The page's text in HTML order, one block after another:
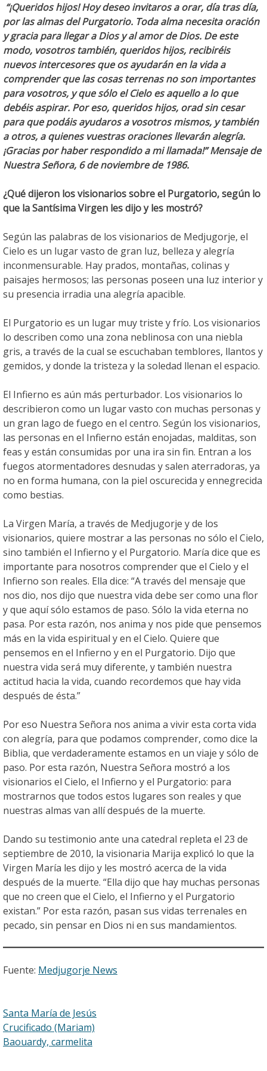
“¡Queridos hijos! Hoy deseo invitaros a orar, día tras día,
por las almas del Purgatorio. Toda alma necesita oración
y gracia para llegar a Dios y al amor de Dios. De este
modo, vosotros también, queridos hijos, recibiréis
nuevos intercesores que os ayudarán en la vida a
comprender que las cosas terrenas no son importantes
para vosotros, y que sólo el Cielo es aquello a lo que
debéis aspirar. Por eso, queridos hijos, orad sin cesar
para que podáis ayudaros a vosotros mismos, y también
a otros, a quienes vuestras oraciones llevarán alegría.
¡Gracias por haber respondido a mi llamada!” Mensaje de
Nuestra Señora, 6 de noviembre de 1986.
¿Qué dijeron los visionarios sobre el Purgatorio, según lo
que la Santísima Virgen les dijo y les mostró?
Según las palabras de los visionarios de Medjugorje, el
Cielo es un lugar vasto de gran luz, belleza y alegría
inconmensurable. Hay prados, montañas, colinas y
paisajes hermosos; las personas poseen una luz interior y
su presencia irradia una alegría apacible.
El Purgatorio es un lugar muy triste y frío. Los visionarios
lo describen como una zona neblinosa con una niebla
gris, a través de la cual se escuchaban temblores, llantos y
gemidos, y donde la tristeza y la soledad llenan el espacio.
El Infierno es aún más perturbador. Los visionarios lo
describieron como un lugar vasto con muchas personas y
un gran lago de fuego en el centro. Según los visionarios,
las personas en el Infierno están enojadas, malditas, son
feas y están consumidas por una ira sin fin. Entran a los
fuegos atormentadores desnudas y salen aterradoras, ya
no en forma humana, con la piel oscurecida y ennegrecida
como bestias.
La Virgen María, a través de Medjugorje y de los
visionarios, quiere mostrar a las personas no sólo el Cielo,
sino también el Infierno y el Purgatorio. María dice que es
importante para nosotros comprender que el Cielo y el
Infierno son reales. Ella dice: “A través del mensaje que
nos dio, nos dijo que nuestra vida debe ser como una flor
y que aquí sólo estamos de paso. Sólo la vida eterna no
pasa. Por esta razón, nos anima y nos pide que pensemos
más en la vida espiritual y en el Cielo. Quiere que
pensemos en el Infierno y en el Purgatorio. Dijo que
nuestra vida será muy diferente, y también nuestra
actitud hacia la vida, cuando recordemos que hay vida
después de ésta.”
Por eso Nuestra Señora nos anima a vivir esta corta vida
con alegría, para que podamos comprender, como dice la
Biblia, que verdaderamente estamos en un viaje y sólo de
paso. Por esta razón, Nuestra Señora mostró a los
visionarios el Cielo, el Infierno y el Purgatorio: para
mostrarnos que todos estos lugares son reales y que
nuestras almas van allí después de la muerte.
Dando su testimonio ante una catedral repleta el 23 de
septiembre de 2010, la visionaria Marija explicó lo que la
Virgen María les dijo y les mostró acerca de la vida
después de la muerte. “Ella dijo que hay muchas personas
que no creen que el Cielo, el Infierno y el Purgatorio
existan.” Por esta razón, pasan sus vidas terrenales en
pecado, sin pensar en Dios ni en sus mandamientos.
Fuente: Medjugorje News
Navegación
de
Santa María de Jesús
Crucificado (Mariam)
Baouardy, carmelita